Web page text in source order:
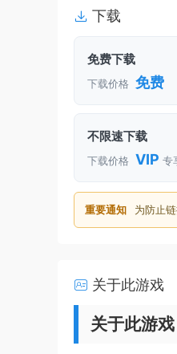
下载
免费下载
下载价格 免费
不限速下载
下载价格 VIP 专
重要通知 为防止
关于此游戏
关于此游戏